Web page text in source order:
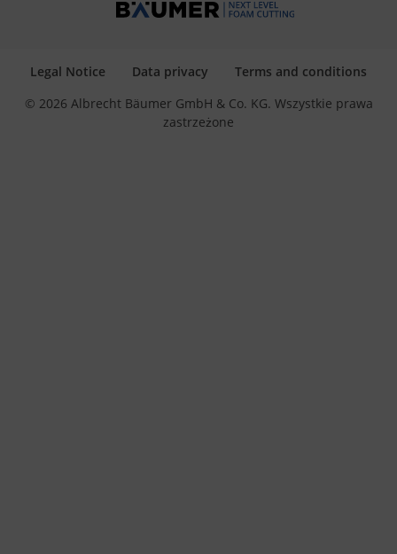
© 2026 Albrecht Bäumer GmbH & Co. KG. Wszystkie prawa
zastrzeżone
Legal Notice Data privacy Terms and conditions